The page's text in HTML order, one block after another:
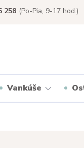
258 (Po-Pia, 9-17 hod.)
Vankúše